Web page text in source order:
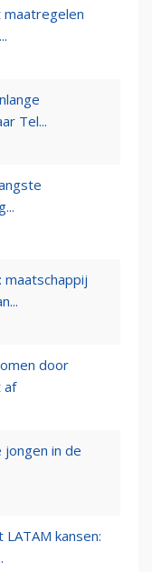
maatregelen
Tel...
maatschappij
door
af
jongen in de
kansen: